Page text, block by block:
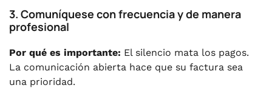
3. Comuníquese con frecuencia y de manera
profesional
Por qué es importante: El silencio mata los pagos.
La comunicación abierta hace que su factura sea
una prioridad.